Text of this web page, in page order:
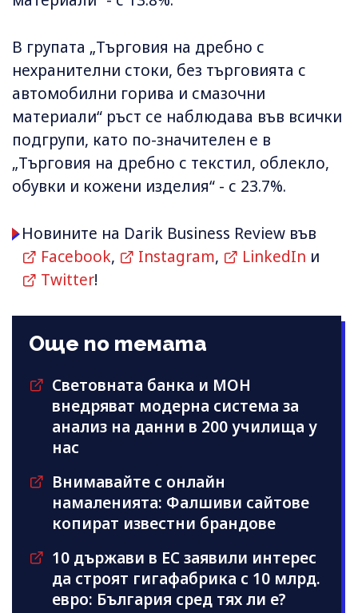
В групата „Търговия на дребно с
нехранителни стоки, без търговията с
автомобилни горива и смазочни
материали“ ръст се наблюдава във всички
подгрупи, като по-значителен е в
„Търговия на дребно с текстил, облекло,
обувки и кожени изделия“ - с 23.7%.
Новините на Darik Business Review във
Facebook, Instagram, LinkedIn и
Twitter!
Още по темата
Световната банка и МОН
внедряват модерна система за
анализ на данни в 200 училища у
нас
Внимавайте с онлайн
намаленията: Фалшиви сайтове
копират известни брандове
10 държави в ЕС заявили интерес
да строят гигафабрика с 10 млрд.
евро: България сред тях ли е?